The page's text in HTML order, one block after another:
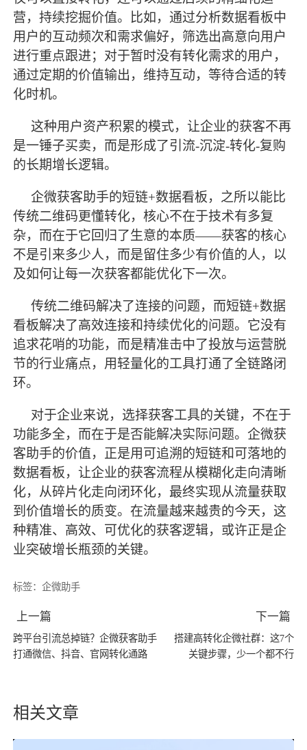
营，持续挖掘价值。比如，通过分析数据看板中
用户的互动频次和需求偏好，筛选出高意向用户
进行重点跟进；对于暂时没有转化需求的用户，
通过定期的价值输出，维持互动，等待合适的转
化时机。
这种用户资产积累的模式，让企业的获客不再
是一锤子买卖，而是形成了引流-沉淀-转化-复购
的长期增长逻辑。
企微获客助手的短链+数据看板，之所以能比
传统二维码更懂转化，核心不在于技术有多复
杂，而在于它回归了生意的本质——获客的核心
不是引来多少人，而是留住多少有价值的人，以
及如何让每一次获客都能优化下一次。
传统二维码解决了连接的问题，而短链+数据
看板解决了高效连接和持续优化的问题。它没有
追求花哨的功能，而是精准击中了投放与运营脱
节的行业痛点，用轻量化的工具打通了全链路闭
环。
对于企业来说，选择获客工具的关键，不在于
功能多全，而在于是否能解决实际问题。企微获
客助手的价值，正是用可追溯的短链和可落地的
数据看板，让企业的获客流程从模糊化走向清晰
化，从碎片化走向闭环化， 最终实现从流量获取
到价值增长的质变。在流量越来越贵的今天，这
种精准、高效、可优化的获客逻辑，或许正是企
业突破增长瓶颈的关键。
标签：企微助手
上一篇
跨平台引流总掉链？企微获客助手
打通微信、抖音、官网转化通路
下一篇
搭建高转化企微社群：这7个
关键步骤，少一个都不行
相关文章